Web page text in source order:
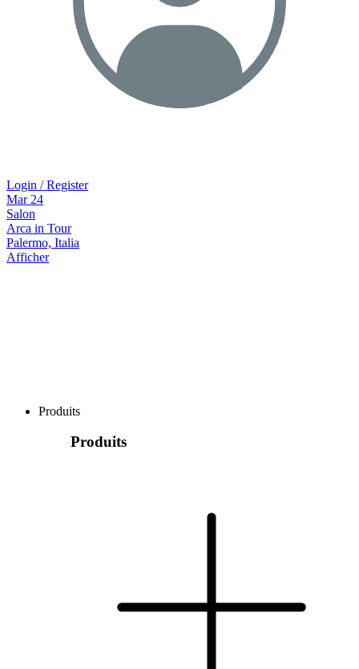
Login / Register
Mar 24
Salon
Arca in Tour
Palermo, Italia
Afficher
Produits
Produits